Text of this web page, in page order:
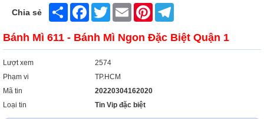
Chia sẻ Share FacebookTwitter Email Pinterest
Bánh Mì 611 - Bánh Mì Ngon Đặc Biệt Quận 1
Lượt xem
2574
Phạm vi
TP.HCM
Mã tin
20220304162020
Loại tin
Tin Vip đặc biệt